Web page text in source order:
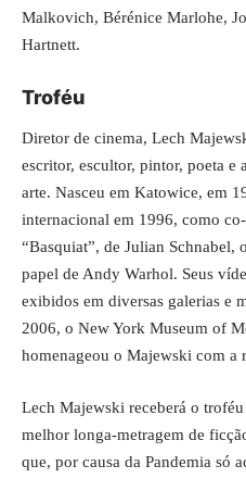
Malkovich, Bérénice Marlohe,
Hartnett.
Troféu
Diretor de cinema, Lech
escritor, escultor, pintor, poeta e
arte. Nasceu em Katowice, em
internacional em 1996, como
“Basquiat”, de Julian
papel de Andy Warhol. Seus
exibidos em diversas galerias e
2006, o New York Museum of
homenageou o Majewski com a
Lech Majewski receberá o
melhor longa-metragem de
que, por causa da Pandemia só